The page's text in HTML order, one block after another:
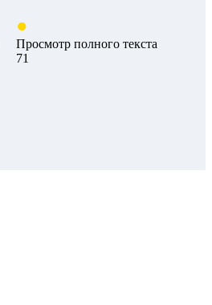
Просмотр полного текста
71